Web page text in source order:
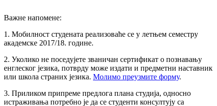
Важне напомене:
1. Мобилност студената реализоваће се у летњем семестру
академске 2017/18. године.
2. Уколико не поседујете званичан сертификат о познавању
енглеског језика, потврду може издати и предметни наставник
или школа страних језика. Молимо преузмите форму.
3. Приликом припреме предлога плана студија, односно
истраживања потребно је да се студенти консултују са